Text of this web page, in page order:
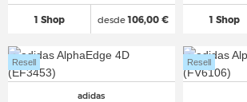
1 Shop desde106,00 € 1 Shop
adidas
Resell Resell